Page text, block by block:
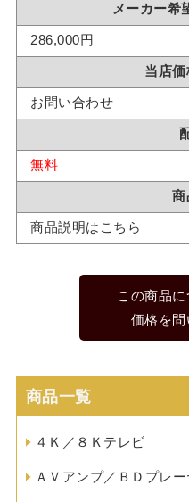
メーカー希
286,000円
当店価
お問い合わせ
無料
商
商品説明はこちら
この商品
価格を問
商品一覧
４Ｋ／８Ｋテレビ
ＡＶアンプ／ＢＤプレ